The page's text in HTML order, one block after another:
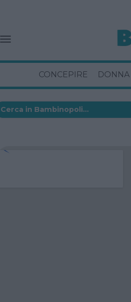
CONCEPIRE DONNA